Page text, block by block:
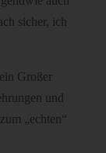
sicher, ich
Großer
und
„echten“